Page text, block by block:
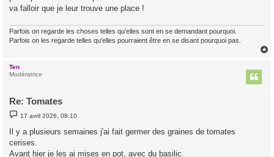
va falloir que je leur trouve une place !
Parfois on regarde les choses telles qu'elles sont en se demandant pourquoi.
Parfois on les regarde telles qu'elles pourraient être en se disant pourquoi pas.
Ten
Modératrice
Re: Tomates
M
e
s
a
17 avril 2026, 08:10
Il y a plusieurs semaines j'ai fait germer des graines de tomates
cerises.
Avant hier je les ai mises en pot, avec du basilic.